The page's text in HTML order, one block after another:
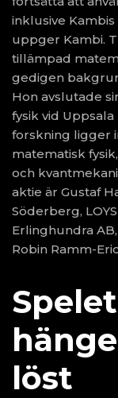
inklusive
uppger Kambi.
tillämpad
gedigen
Hon avslutade
fysik vid
forskning ligger
matematisk
och
aktie är Gustaf
Söderberg,
Erlinghundra
Robin Ramm-
löst